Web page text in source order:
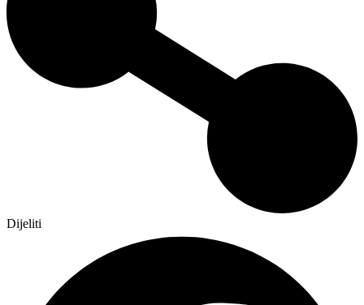
Dijeliti